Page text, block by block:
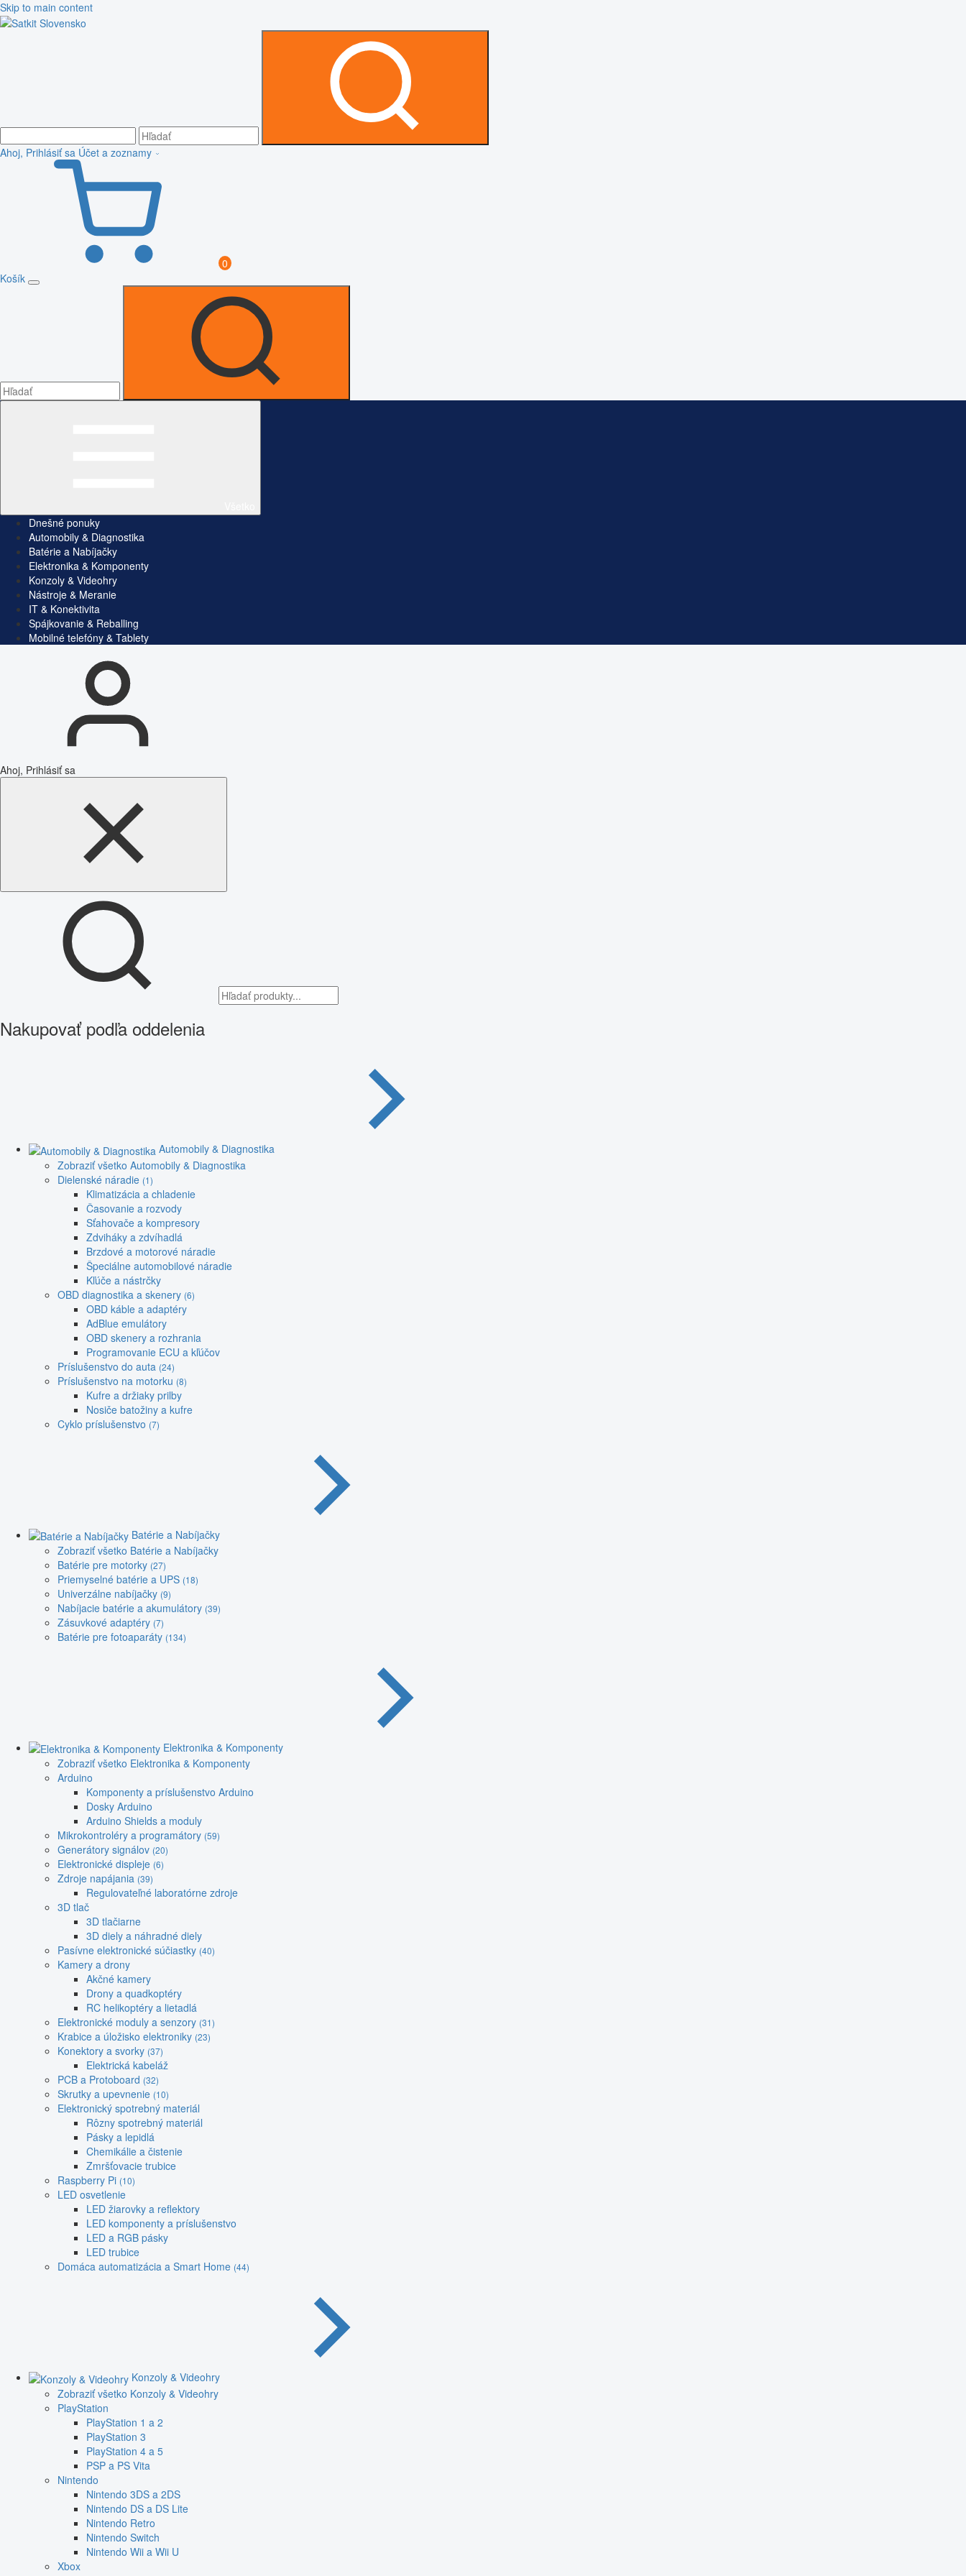
Skip to main content
Ahoj, Prihlásiť sa Účet a zoznamy
0
Košík
Dnešné ponuky
Automobily & Diagnostika
Batérie a Nabíjačky
Elektronika & Komponenty
Konzoly & Videohry
Nástroje & Meranie
IT & Konektivita
Spájkovanie & Reballing
Mobilné telefóny & Tablety
Ahoj, Prihlásiť sa
Nakupovať podľa oddelenia
Automobily & Diagnostika
Zobraziť všetko Automobily & Diagnostika
Dielenské náradie (1)
Klimatizácia a chladenie
Časovanie a rozvody
Sťahovače a kompresory
Zdviháky a zdvíhadlá
Brzdové a motorové náradie
Špeciálne automobilové náradie
Kľúče a nástrčky
OBD diagnostika a skenery (6)
OBD káble a adaptéry
AdBlue emulátory
OBD skenery a rozhrania
Programovanie ECU a kľúčov
Príslušenstvo do auta (24)
Príslušenstvo na motorku (8)
Kufre a držiaky prilby
Nosiče batožiny a kufre
Cyklo príslušenstvo (7)
Batérie a Nabíjačky
Zobraziť všetko Batérie a Nabíjačky
Batérie pre motorky (27)
Priemyselné batérie a UPS (18)
Univerzálne nabíjačky (9)
Nabíjacie batérie a akumulátory (39)
Zásuvkové adaptéry (7)
Batérie pre fotoaparáty (134)
Elektronika & Komponenty
Zobraziť všetko Elektronika & Komponenty
Arduino
Komponenty a príslušenstvo Arduino
Dosky Arduino
Arduino Shields a moduly
Mikrokontroléry a programátory (59)
Generátory signálov (20)
Elektronické displeje (6)
Zdroje napájania (39)
Regulovateľné laboratórne zdroje
3D tlač
3D tlačiarne
3D diely a náhradné diely
Pasívne elektronické súčiastky (40)
Kamery a drony
Akčné kamery
Drony a quadkoptéry
RC helikoptéry a lietadlá
Elektronické moduly a senzory (31)
Krabice a úložisko elektroniky (23)
Konektory a svorky (37)
Elektrická kabeláž
PCB a Protoboard (32)
Skrutky a upevnenie (10)
Elektronický spotrebný materiál
Rôzny spotrebný materiál
Pásky a lepidlá
Chemikálie a čistenie
Zmršťovacie trubice
Raspberry Pi (10)
LED osvetlenie
LED žiarovky a reflektory
LED komponenty a príslušenstvo
LED a RGB pásky
LED trubice
Domáca automatizácia a Smart Home (44)
Konzoly & Videohry
Zobraziť všetko Konzoly & Videohry
PlayStation
PlayStation 1 a 2
PlayStation 3
PlayStation 4 a 5
PSP a PS Vita
Nintendo
Nintendo 3DS a 2DS
Nintendo DS a DS Lite
Nintendo Retro
Nintendo Switch
Nintendo Wii a Wii U
Xbox